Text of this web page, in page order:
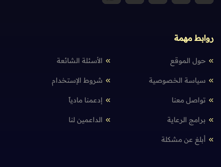
روابط مهمة
حول الموقع الأسئلة الشائعة
سياسة الخصوصية شروط الإستخدام
تواصل معنا إدعمنا مادياً
برامج الرعاية الداعمين لنا
أبلغ عن مشكلة